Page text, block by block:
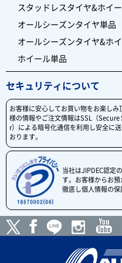
スタッドレスタイヤ&ホイ
オールシーズンタイヤ単品
オールシーズンタイヤ&ホ
ホイール単品
セキュリティについて
お客様に安心してお買い物をお楽しみ
様の情報やご注文情報はSSL（
r）による暗号化通信を利用し安全に
おります。
当社はJIPDEC認定
す。お客様からお
徹底し個人情報の保